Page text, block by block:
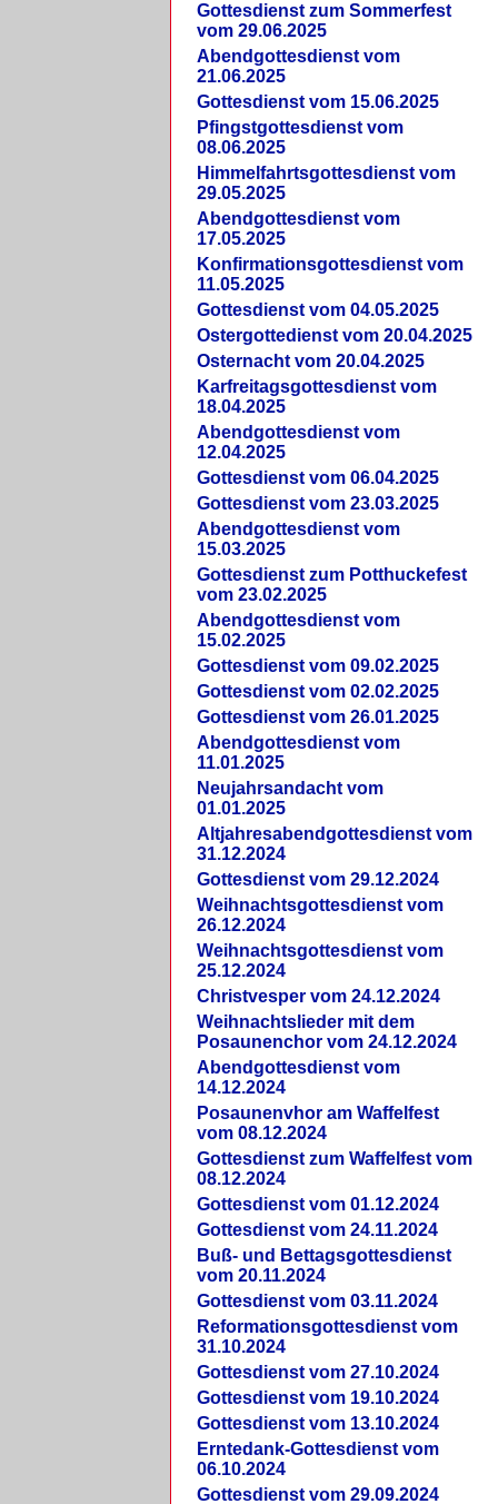
Gottesdienst zum Sommerfest
vom 29.06.2025
Abendgottesdienst vom
21.06.2025
Gottesdienst vom 15.06.2025
Pfingstgottesdienst vom
08.06.2025
Himmelfahrtsgottesdienst vom
29.05.2025
Abendgottesdienst vom
17.05.2025
Konfirmationsgottesdienst vom
11.05.2025
Gottesdienst vom 04.05.2025
Ostergottedienst vom 20.04.2025
Osternacht vom 20.04.2025
Karfreitagsgottesdienst vom
18.04.2025
Abendgottesdienst vom
12.04.2025
Gottesdienst vom 06.04.2025
Gottesdienst vom 23.03.2025
Abendgottesdienst vom
15.03.2025
Gottesdienst zum Potthuckefest
vom 23.02.2025
Abendgottesdienst vom
15.02.2025
Gottesdienst vom 09.02.2025
Gottesdienst vom 02.02.2025
Gottesdienst vom 26.01.2025
Abendgottesdienst vom
11.01.2025
Neujahrsandacht vom
01.01.2025
Altjahresabendgottesdienst vom
31.12.2024
Gottesdienst vom 29.12.2024
Weihnachtsgottesdienst vom
26.12.2024
Weihnachtsgottesdienst vom
25.12.2024
Christvesper vom 24.12.2024
Weihnachtslieder mit dem
Posaunenchor vom 24.12.2024
Abendgottesdienst vom
14.12.2024
Posaunenvhor am Waffelfest
vom 08.12.2024
Gottesdienst zum Waffelfest vom
08.12.2024
Gottesdienst vom 01.12.2024
Gottesdienst vom 24.11.2024
Buß- und Bettagsgottesdienst
vom 20.11.2024
Gottesdienst vom 03.11.2024
Reformationsgottesdienst vom
31.10.2024
Gottesdienst vom 27.10.2024
Gottesdienst vom 19.10.2024
Gottesdienst vom 13.10.2024
Erntedank-Gottesdienst vom
06.10.2024
Gottesdienst vom 29.09.2024